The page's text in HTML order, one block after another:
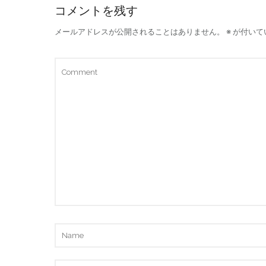
コメントを残す
メールアドレスが公開されることはありません。 ※ が付いて